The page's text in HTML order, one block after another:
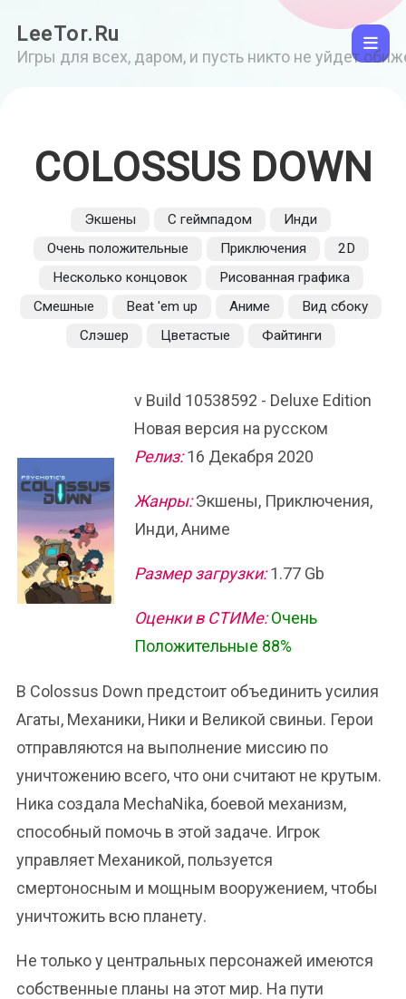
LeeTor.Ru
Игры для всех, даром, и пусть никто не уйдет
COLOSSUS DOWN
Экшены С геймпадом
Инди
Очень положительные
Приключения
2D
Несколько концовок
Рисованная графика
Смешные
Beat 'em up Аниме
Вид сбоку
Слэшер
Цветастые Файтинги
v Build 10538592 - Deluxe Edition
Новая версия на русском
Релиз:16 Декабря 2020
Жанры:Экшены, Приключения,
Инди, Аниме
Размер загрузки:1.77 Gb
Оценки в СТИМе: Очень
Положительные 88%
В Colossus Down предстоит объединить усилия
Агаты, Механики, Ники и Великой свиньи. Герои
отправляются на выполнение миссию по
уничтожению всего, что они считают не крутым.
Ника создала MechaNika, боевой механизм,
способный помочь в этой задаче. Игрок
управляет Механикой, пользуется
смертоносным и мощным вооружением, чтобы
уничтожить всю планету.
Не только у центральных персонажей имеются
собственные планы на этот мир. На пути